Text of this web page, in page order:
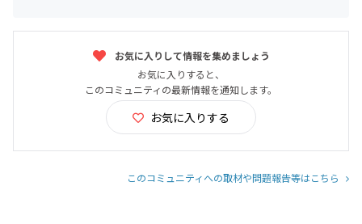
お気に入りして情報を集めましょう
お気に入りすると、
このコミュニティの最新情報を通知します。
お気に入りする
このコミュニティへの取材や問題報告等はこちら